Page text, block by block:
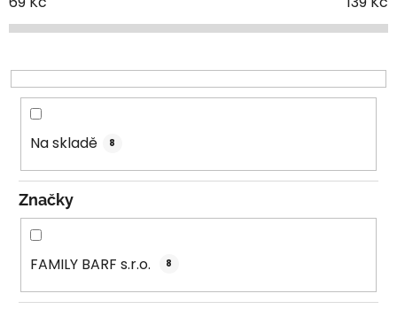
p
o
d
ů
Na skladě 8
Značky
FAMILY BARF s.r.o. 8